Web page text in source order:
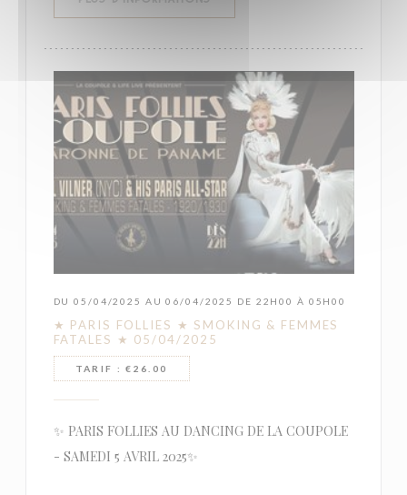
DU 05/04/2025 AU 06/04/2025 DE 22H00 À 05H00
★ PARIS FOLLIES ★ SMOKING & FEMMES
FATALES ★ 05/04/2025
TARIF : €26.00
✨ PARIS FOLLIES AU DANCING DE LA COUPOLE
- SAMEDI 5 AVRIL 2025✨